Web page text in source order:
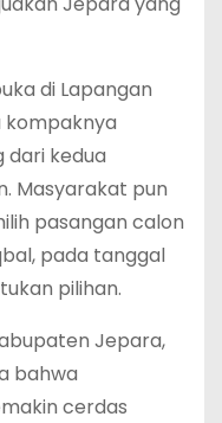
di Lapangan
kompaknya
dari kedua
Masyarakat pun
pasangan calon
pada tanggal
pilihan.
Jepara,
bahwa
cerdas